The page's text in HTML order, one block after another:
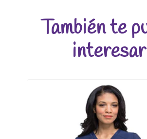
También te
interesar